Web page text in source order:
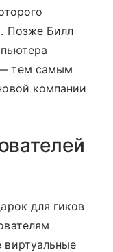
Позже Билл
тем самым
компании
для гиков
виртуальные